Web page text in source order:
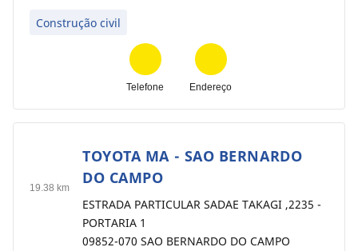
Construção civil
Telefone Endereço
19.38 km
TOYOTA MA - SAO BERNARDO
DO CAMPO
ESTRADA PARTICULAR SADAE TAKAGI ,2235 -
PORTARIA 1
09852-070 SAO BERNARDO DO CAMPO